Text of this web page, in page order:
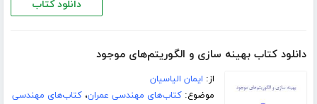
دانلود کتاب
دانلود کتاب بهینه سازی و الگوریتم‌های موجود
از: ایمان الیاسیان
موضوع:کتاب‌های مهندسی عمران،کتاب‌های مهندسی